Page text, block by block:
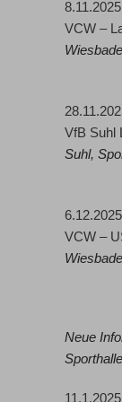
VCW –
VfB Suhl
Suhl,
VCW –
Neue